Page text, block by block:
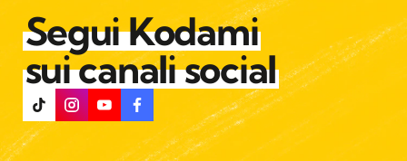
Segui Kodami
sui canali social